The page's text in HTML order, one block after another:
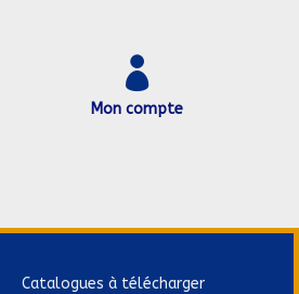

Mon compte
Catalogues à télécharger